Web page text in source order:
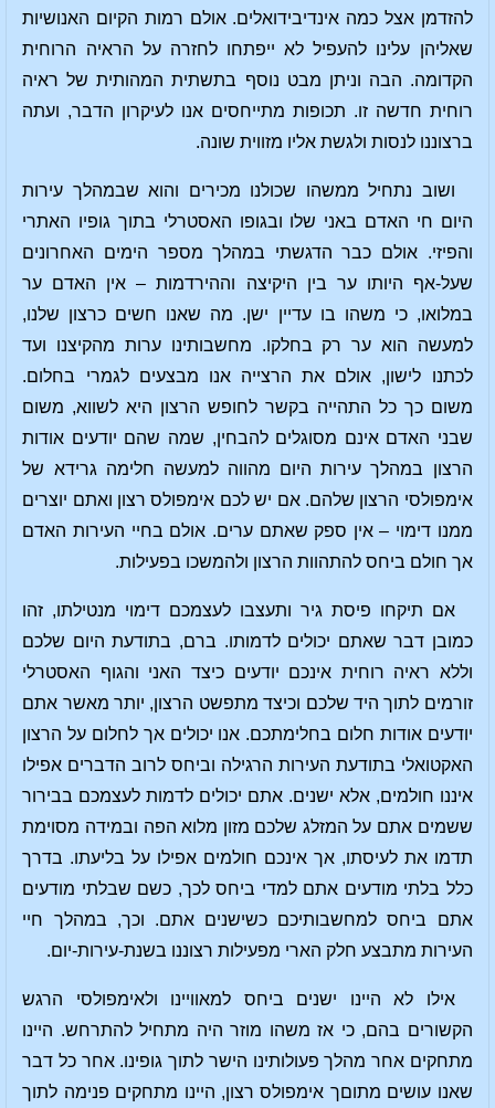
להזדמן אצל כמה אינדיבידואלים. אולם רמות הקיום האנושיות
שאליהן עלינו להעפיל לא ייפתחו לחזרה על הראיה הרוחית
הקדומה. הבה וניתן מבט נוסף בתשתית המהותית של ראיה
רוחית חדשה זו. תכופות מתייחסים אנו לעיקרון הדבר, ועתה
ברצוננו לנסות ולגשת אליו מזווית שונה.
ושוב נתחיל ממשהו שכולנו מכירים והוא שבמהלך עירות
היום חי האדם באני שלו ובגופו האסטרלי בתוך גופיו האתרי
והפיזי. אולם כבר הדגשתי במהלך מספר הימים האחרונים
שעל-אף היותו ער בין היקיצה וההירדמות – אין האדם ער
במלואו, כי משהו בו עדיין ישן. מה שאנו חשים כרצון שלנו,
למעשה הוא ער רק בחלקו. מחשבותינו ערות מהקיצנו ועד
לכתנו לישון, אולם את הרצייה אנו מבצעים לגמרי בחלום.
משום כך כל התהייה בקשר לחופש הרצון היא לשווא, משום
שבני האדם אינם מסוגלים להבחין, שמה שהם יודעים אודות
הרצון במהלך עירות היום מהווה למעשה חלימה גרידא של
אימפולסי הרצון שלהם. אם יש לכם אימפולס רצון ואתם יוצרים
ממנו דימוי – אין ספק שאתם ערים. אולם בחיי העירות האדם
אך חולם ביחס להתהוות הרצון ולהמשכו בפעילות.
אם תיקחו פיסת גיר ותעצבו לעצמכם דימוי מנטילתו, זהו
כמובן דבר שאתם יכולים לדמותו. ברם, בתודעת היום שלכם
וללא ראיה רוחית אינכם יודעים כיצד האני והגוף האסטרלי
זורמים לתוך היד שלכם וכיצד מתפשט הרצון, יותר מאשר אתם
יודעים אודות חלום בחלימתכם. אנו יכולים אך לחלום על הרצון
האקטואלי בתודעת העירות הרגילה וביחס לרוב הדברים אפילו
איננו חולמים, אלא ישנים. אתם יכולים לדמות לעצמכם בבירור
ששמים אתם על המזלג שלכם מזון מלוא הפה ובמידה מסוימת
תדמו את לעיסתו, אך אינכם חולמים אפילו על בליעתו. בדרך
כלל בלתי מודעים אתם למדי ביחס לכך, כשם שבלתי מודעים
אתם ביחס למחשבותיכם כשישנים אתם. וכך, במהלך חיי
העירות מתבצע חלק הארי מפעילות רצוננו בשנת-עירות-יום.
אילו לא היינו ישנים ביחס למאוויינו ולאימפולסי הרגש
הקשורים בהם, כי אז משהו מוזר היה מתחיל להתרחש. היינו
מתחקים אחר מהלך פעולותינו הישר לתוך גופינו. אחר כל דבר
שאנו עושים מתוםך אימפולס רצון, היינו מתחקים פנימה לתוך